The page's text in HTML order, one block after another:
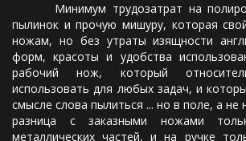
Минимум трудозатрат на
пылинок и прочую мишуру, которая
ножам, но без утраты изящности
форм, красоты и удобства
рабочий нож, который
использовать для любых задач, и
смысле слова пылиться ... но в поле, а не
разница с заказными ножами
металлических частей, и на ручке